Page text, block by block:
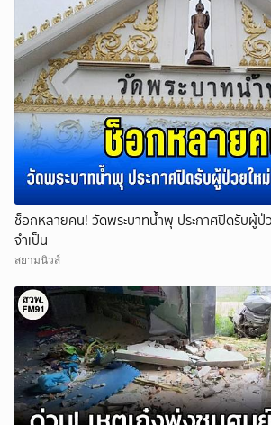
ช็อกหลายคน! วัดพระบาทน้ำพุ ประกาศปิดรับผู้ป่
จำเป็น
สยามนิวส์